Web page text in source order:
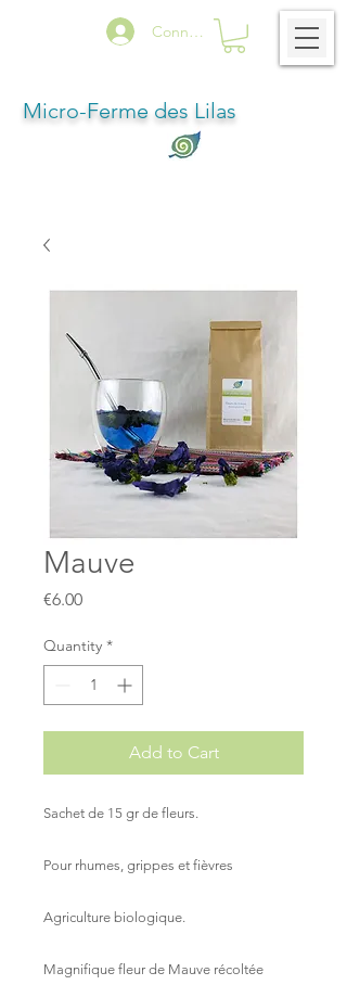
Micro-Ferme des Lilas
Connexion
Mauve
€6.00Price
Quantity *
Add to Cart
Sachet de 15 gr de fleurs.
Pour rhumes, grippes et fièvres
Agriculture biologique.
Magnifique fleur de Mauve récoltée